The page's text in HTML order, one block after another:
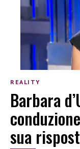
REALITY
Barbara
sua